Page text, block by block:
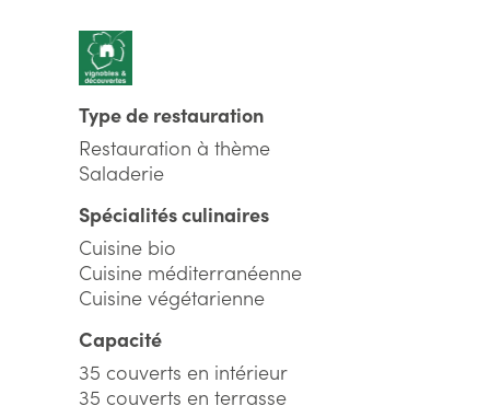
Type de restauration
Restauration à thème
Saladerie
Spécialités culinaires
Cuisine bio
Cuisine méditerranéenne
Cuisine végétarienne
Capacité
35 couverts en intérieur
35 couverts en terrasse